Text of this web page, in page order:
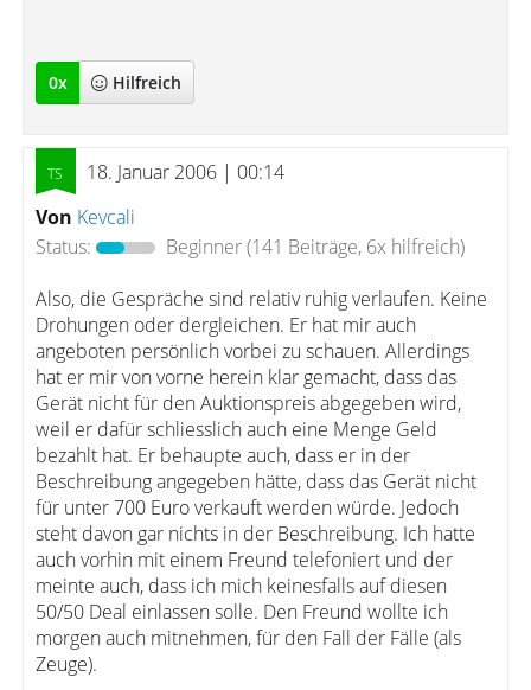
0x Hilfreich
18. Januar 2006 | 00:14
Von Kevcali
Status:
Beginner(141 Beiträge, 6x hilfreich)
Also, die Gespräche sind relativ ruhig verlaufen. Keine
Drohungen oder dergleichen. Er hat mir auch
angeboten persönlich vorbei zu schauen. Allerdings
hat er mir von vorne herein klar gemacht, dass das
Gerät nicht für den Auktionspreis abgegeben wird,
weil er dafür schliesslich auch eine Menge Geld
bezahlt hat. Er behaupte auch, dass er in der
Beschreibung angegeben hätte, dass das Gerät nicht
für unter 700 Euro verkauft werden würde. Jedoch
steht davon gar nichts in der Beschreibung. Ich hatte
auch vorhin mit einem Freund telefoniert und der
meinte auch, dass ich mich keinesfalls auf diesen
50/50 Deal einlassen solle. Den Freund wollte ich
morgen auch mitnehmen, für den Fall der Fälle (als
Zeuge).